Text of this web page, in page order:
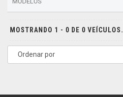
MOSTRANDO 1 - 0 DE 0 VEÍCULOS.
Ordenar por